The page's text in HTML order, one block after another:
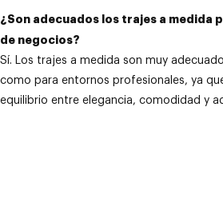
¿Son adecuados los trajes a medida
de negocios?
Sí. Los trajes a medida son muy
como para entornos profesionales, ya
equilibrio entre elegancia, comodidad y